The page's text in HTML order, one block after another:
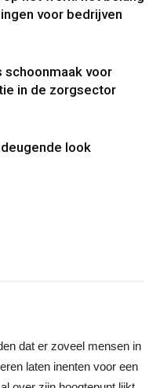
voor bedrijven
schoonmaak voor
in de zorgsector
look
dat er zoveel mensen in
laten inenten voor een